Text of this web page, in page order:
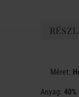
Méret:
Anyag: